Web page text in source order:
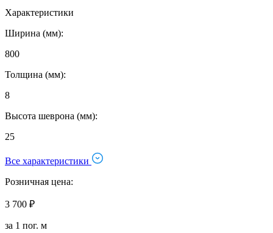
Характеристики
Ширина (мм):
800
Толщина (мм):
8
Высота шеврона (мм):
25
Все характеристики
Розничная цена:
3 700 ₽
за 1 пог. м